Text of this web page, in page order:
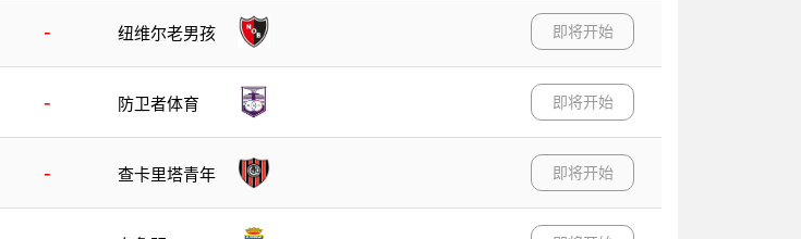
- 纽维尔老男孩 即将开始
- 防卫者体育 即将开始
- 查卡里塔青年 即将开始